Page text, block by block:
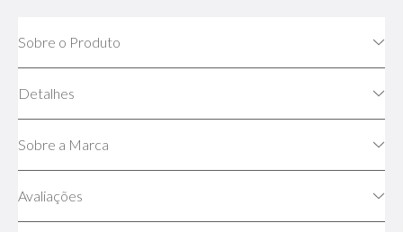
Sobre o Produto
Detalhes
Sobre a Marca
Avaliações